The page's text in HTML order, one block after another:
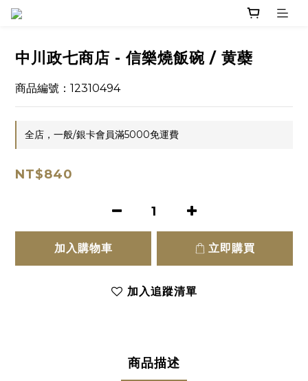
中川政七商店 - 信樂燒飯碗 / 黄蘗
商品編號：12310494
全店，一般/銀卡會員滿5000免運費
NT$840
加入購物車 立即購買
加入追蹤清單
商品描述